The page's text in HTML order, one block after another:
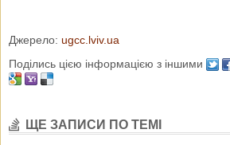
Джерело: ugcc.lviv.ua
Поділись цією інформацією з іншими
ЩЕ ЗАПИСИ ПО ТЕМІ